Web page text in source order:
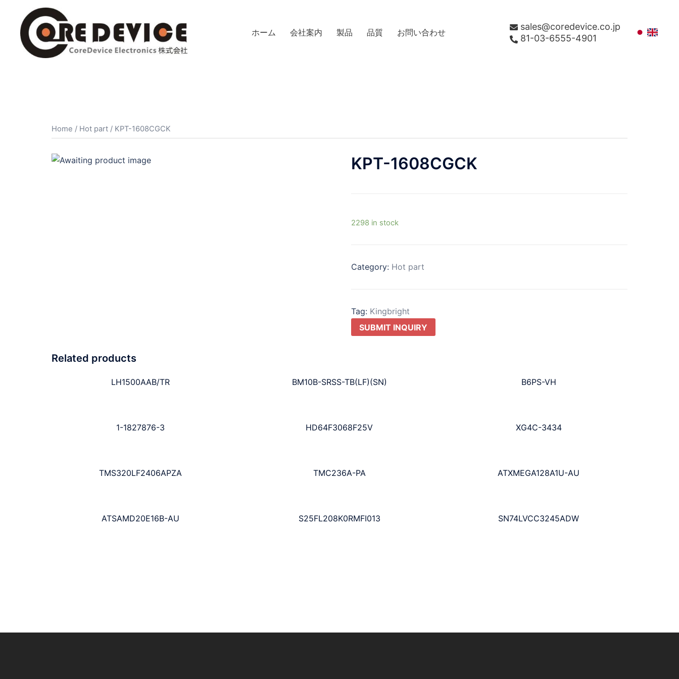
ホーム 会社案内 製品 品質 お問い合わせ
sales@coredevice.co.jp
81-03-6555-4901
Home / Hot part / KPT-1608CGCK
KPT-1608CGCK
2298 in stock
Category: Hot part
Tag: Kingbright
SUBMIT INQUIRY
Related products
LH1500AAB/TR BM10B-SRSS-TB(LF)(SN) B6PS-VH
1-1827876-3 HD64F3068F25V XG4C-3434
TMS320LF2406APZA TMC236A-PA ATXMEGA128A1U-AU
ATSAMD20E16B-AU S25FL208K0RMFI013 SN74LVCC3245ADW